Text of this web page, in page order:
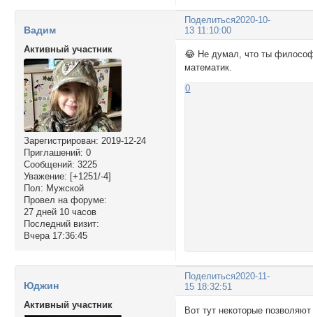
Поделиться2020-10-
13 11:10:00
Вадим
Активный участник
Зарегистрирован: 2019-12-24
Приглашений: 0
Сообщений: 3225
Уважение: [+1251/-4]
Пол: Мужской
Провел на форуме:
27 дней 10 часов
Последний визит:
Вчера 17:36:45
😂 Не думал, что ты
математик.
0
Поделиться2020-11-
15 18:32:51
Юджин
Активный участник
Вот тут некоторые позволяют